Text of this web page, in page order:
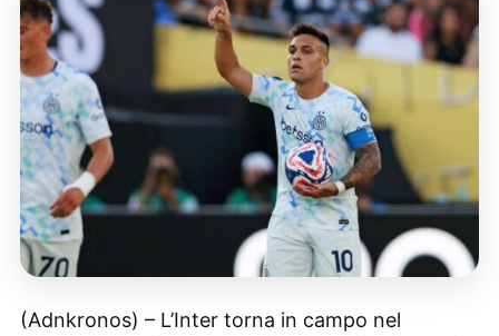
(Adnkronos) – L’Inter torna in campo nel